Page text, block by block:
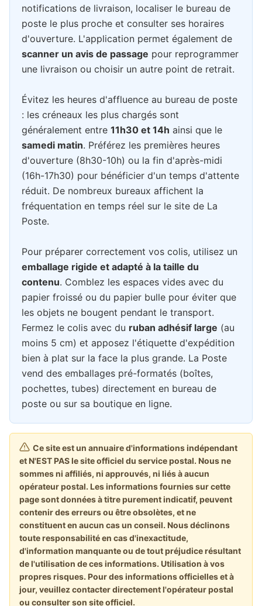
notifications de livraison, localiser le bureau de
poste le plus proche et consulter ses horaires
d'ouverture. L'application permet également de
scanner un avis de passage pour reprogrammer
une livraison ou choisir un autre point de retrait.
Évitez les heures d'affluence au bureau de poste
: les créneaux les plus chargés sont
généralement entre 11h30 et 14h ainsi que le
samedi matin. Préférez les premières heures
d'ouverture (8h30-10h) ou la fin d'après-midi
(16h-17h30) pour bénéficier d'un temps d'attente
réduit. De nombreux bureaux affichent la
fréquentation en temps réel sur le site de La
Poste.
Pour préparer correctement vos colis, utilisez un
emballage rigide et adapté à la taille du
contenu. Comblez les espaces vides avec du
papier froissé ou du papier bulle pour éviter que
les objets ne bougent pendant le transport.
Fermez le colis avec du ruban adhésif large (au
moins 5 cm) et apposez l'étiquette d'expédition
bien à plat sur la face la plus grande. La Poste
vend des emballages pré-formatés (boîtes,
pochettes, tubes) directement en bureau de
poste ou sur sa boutique en ligne.
Ce site est un annuaire d'informations indépendant
et N'EST PAS le site officiel du service postal. Nous ne
sommes ni affiliés, ni approuvés, ni liés à aucun
opérateur postal. Les informations fournies sur cette
page sont données à titre purement indicatif, peuvent
contenir des erreurs ou être obsolètes, et ne
constituent en aucun cas un conseil. Nous déclinons
toute responsabilité en cas d'inexactitude,
d'information manquante ou de tout préjudice résultant
de l'utilisation de ces informations. Utilisation à vos
propres risques. Pour des informations officielles et à
jour, veuillez contacter directement l'opérateur postal
ou consulter son site officiel.